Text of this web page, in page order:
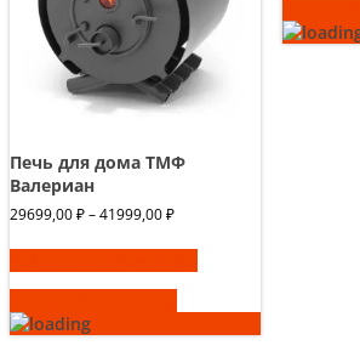
Печь для дома ТМФ
Валериан
29699,00₽–41999,00₽Диапазон
29699,00 ₽
–
41999,00 ₽
несколько
вариаций.